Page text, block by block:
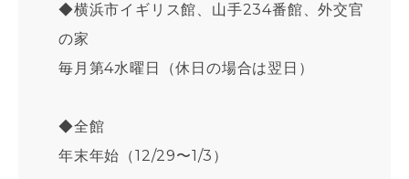
◆横浜市イギリス館、山手234番館、外交官
の家
毎月第4水曜日（休日の場合は翌日）
◆全館
年末年始（12/29〜1/3）